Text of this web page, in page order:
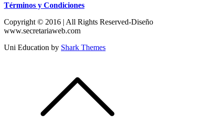
Términos y Condiciones
Copyright © 2016 | All Rights Reserved-Diseño
www.secretariaweb.com
Uni Education by Shark Themes